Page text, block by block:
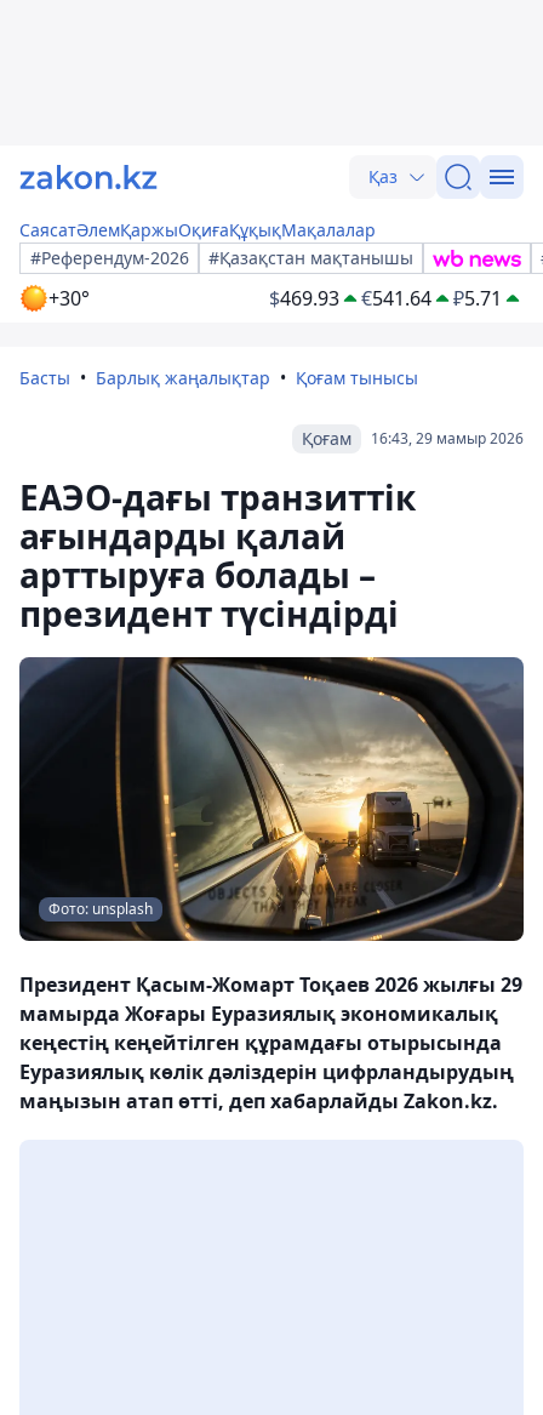
Қаз
СаясатӘлемҚаржыОқиғаҚұқықМақалалар
#Референдум-2026
#Қазақстан мақтанышы
+30° $469.93 €541.64 ₽5.71
Басты Барлық жаңалықтар Қоғам тынысы
16:43, 29 мамыр 2026
Қоғам
ЕАЭО-дағы транзиттік
ағындарды қалай
арттыруға болады –
президент түсіндірді
Фото: unsplash
Президент Қасым-Жомарт Тоқаев 2026 жылғы 29
мамырда Жоғары Еуразиялық экономикалық
кеңестің кеңейтілген құрамдағы отырысында
Еуразиялық көлік дәліздерін цифрландырудың
маңызын атап өтті, деп хабарлайды Zakon.kz.